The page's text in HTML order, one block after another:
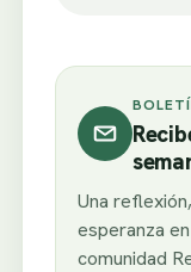
Una
esperanza
comunidad